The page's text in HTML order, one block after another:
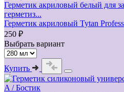
Герметик акриловый белый для
герметиз...
Герметик акриловый Tytan
250 ₽
Выбрать вариант
Купить